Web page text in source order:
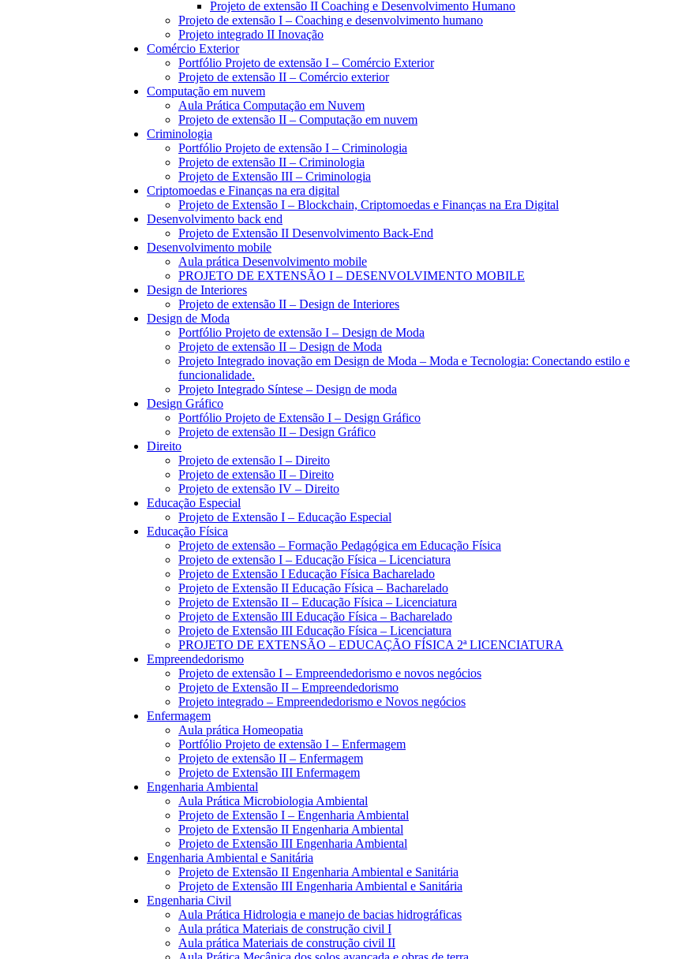
Projeto de extensão II Coaching e Desenvolvimento Humano
Projeto de extensão I – Coaching e desenvolvimento humano
Projeto integrado II Inovação
Comércio Exterior
Portfólio Projeto de extensão I – Comércio Exterior
Projeto de extensão II – Comércio exterior
Computação em nuvem
Aula Prática Computação em Nuvem
Projeto de extensão II – Computação em nuvem
Criminologia
Portfólio Projeto de extensão I – Criminologia
Projeto de extensão II – Criminologia
Projeto de Extensão III – Criminologia
Criptomoedas e Finanças na era digital
Projeto de Extensão I – Blockchain, Criptomoedas e Finanças na Era Digital
Desenvolvimento back end
Projeto de Extensão II Desenvolvimento Back-End
Desenvolvimento mobile
Aula prática Desenvolvimento mobile
PROJETO DE EXTENSÃO I – DESENVOLVIMENTO MOBILE
Design de Interiores
Projeto de extensão II – Design de Interiores
Design de Moda
Portfólio Projeto de extensão I – Design de Moda
Projeto de extensão II – Design de Moda
Projeto Integrado inovação em Design de Moda – Moda e Tecnologia: Conectando estilo e
funcionalidade.
Projeto Integrado Síntese – Design de moda
Design Gráfico
Portfólio Projeto de Extensão I – Design Gráfico
Projeto de extensão II – Design Gráfico
Direito
Projeto de extensão I – Direito
Projeto de extensão II – Direito
Projeto de extensão IV – Direito
Educação Especial
Projeto de Extensão I – Educação Especial
Educação Física
Projeto de extensão – Formação Pedagógica em Educação Física
Projeto de extensão I – Educação Física – Licenciatura
Projeto de Extensão I Educação Física Bacharelado
Projeto de Extensão II Educação Física – Bacharelado
Projeto de Extensão II – Educação Física – Licenciatura
Projeto de Extensão III Educação Física – Bacharelado
Projeto de Extensão III Educação Física – Licenciatura
PROJETO DE EXTENSÃO – EDUCAÇÃO FÍSICA 2ª LICENCIATURA
Empreendedorismo
Projeto de extensão I – Empreendedorismo e novos negócios
Projeto de Extensão II – Empreendedorismo
Projeto integrado – Empreendedorismo e Novos negócios
Enfermagem
Aula prática Homeopatia
Portfólio Projeto de extensão I – Enfermagem
Projeto de extensão II – Enfermagem
Projeto de Extensão III Enfermagem
Engenharia Ambiental
Aula Prática Microbiologia Ambiental
Projeto de Extensão I – Engenharia Ambiental
Projeto de Extensão II Engenharia Ambiental
Projeto de Extensão III Engenharia Ambiental
Engenharia Ambiental e Sanitária
Projeto de Extensão II Engenharia Ambiental e Sanitária
Projeto de Extensão III Engenharia Ambiental e Sanitária
Engenharia Civil
Aula Prática Hidrologia e manejo de bacias hidrográficas
Aula prática Materiais de construção civil I
Aula prática Materiais de construção civil II